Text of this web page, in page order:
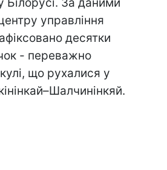
управління
десятки
- переважно
що рухалися у